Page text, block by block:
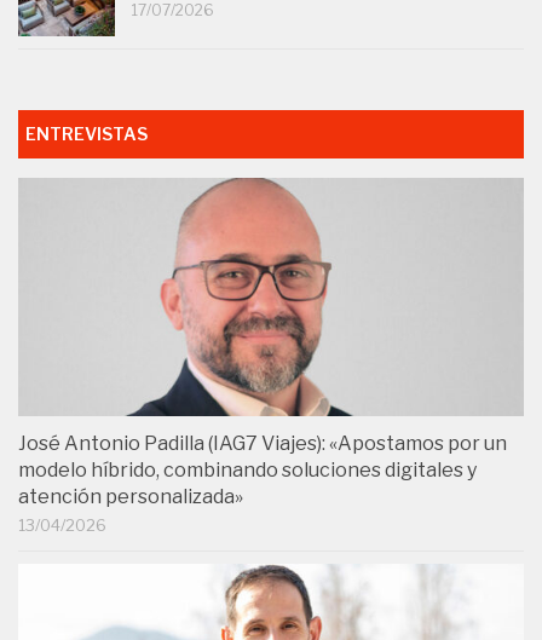
17/07/2026
ENTREVISTAS
José Antonio Padilla (IAG7 Viajes): «Apostamos por un
modelo híbrido, combinando soluciones digitales y
atención personalizada»
13/04/2026